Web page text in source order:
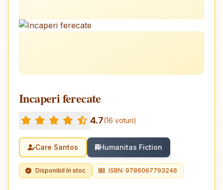
Incaperi ferecate
4.7(16 voturi)
Care Santos Humanitas Fiction
Disponibil în stoc ISBN: 9786067793246